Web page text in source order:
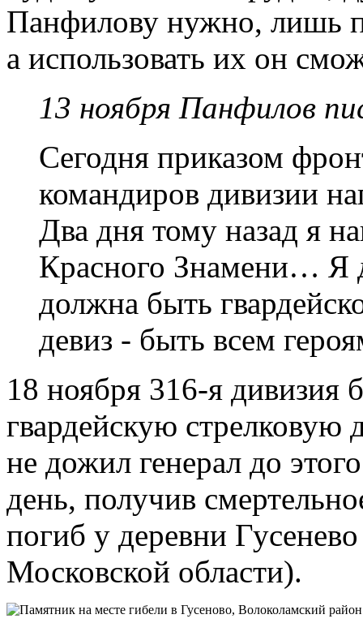
Панфилову нужно, лишь
а использовать их он
13 ноября Панфилов
Сегодня приказом
командиров дивизии
Два дня тому назад я
Красного Знамени… Я
должна быть
девиз - быть всем
18 ноября 316-я дивизия
гвардейскую стрелковую
не дожил генерал до
день, получив
погиб у деревни
Московской области).